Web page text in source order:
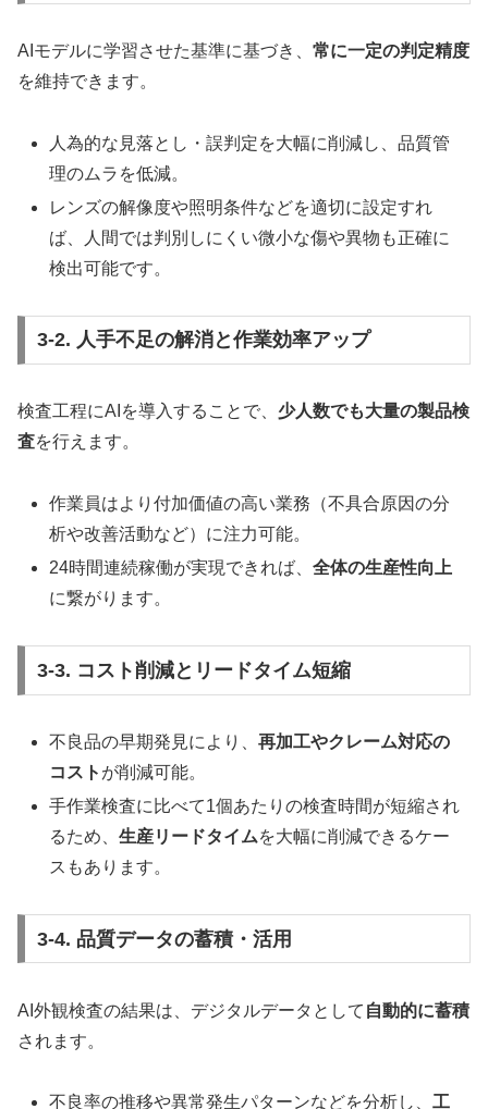
AIモデルに学習させた基準に基づき、 常に一定の判定精度
を維持できます。
人為的な見落とし・誤判定を大幅に削減し、品質管
理のムラを低減。
レンズの解像度や照明条件などを適切に設定すれ
ば、人間では判別しにくい微小な傷や異物も正確に
検出可能です。
3-2. 人手不足の解消と作業効率アップ
検査工程にAIを導入することで、 少人数でも大量の製品検
査を行えます。
作業員はより付加価値の高い業務（不具合原因の分
析や改善活動など）に注力可能。
24時間連続稼働が実現できれば、全体の生産性向上
に繋がります。
3-3. コスト削減とリードタイム短縮
不良品の早期発見により、再加工やクレーム対応の
コスト が削減可能。
手作業検査に比べて1個あたりの検査時間が短縮され
るため、生産リードタイムを大幅に削減できるケー
スもあります。
3-4. 品質データの蓄積・活用
AI外観検査の結果は、デジタルデータとして 自動的に蓄積
されます。
不良率の推移や異常発生パターンなどを分析し、工